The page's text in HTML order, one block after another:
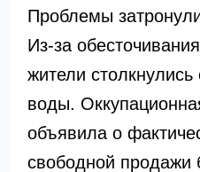
Проблемы
Из-за
жители
воды.
объявила о
свободной продажи